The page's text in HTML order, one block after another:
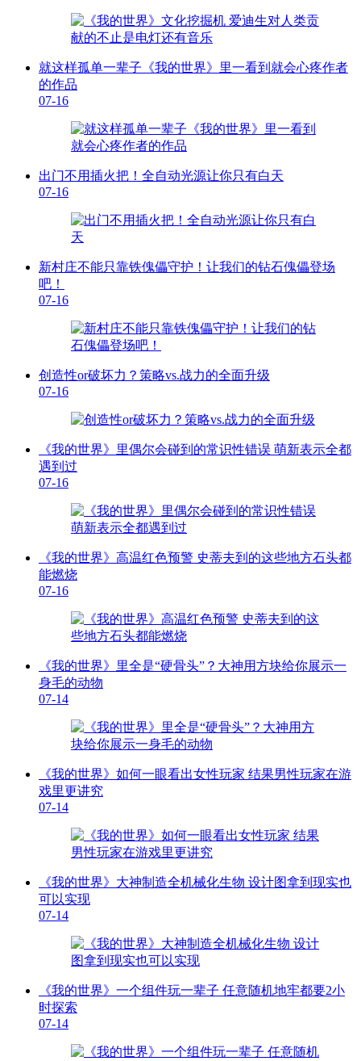
就这样孤单一辈子《我的世界》里一看到就会心疼作者
的作品
07-16
出门不用插火把！全自动光源让你只有白天
07-16
新村庄不能只靠铁傀儡守护！让我们的钻石傀儡登场
吧！
07-16
创造性or破坏力？策略vs.战力的全面升级
07-16
《我的世界》里偶尔会碰到的常识性错误 萌新表示全都
遇到过
07-16
《我的世界》高温红色预警 史蒂夫到的这些地方石头都
能燃烧
07-16
《我的世界》里全是“硬骨头”？大神用方块给你展示一
身毛的动物
07-14
《我的世界》如何一眼看出女性玩家 结果男性玩家在游
戏里更讲究
07-14
《我的世界》大神制造全机械化生物 设计图拿到现实也
可以实现
07-14
《我的世界》一个组件玩一辈子 任意随机地牢都要2小
时探索
07-14